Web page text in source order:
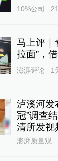
10%公司
马上评｜
拉面”，
澎湃评论 1
泸溪河发
冠”调查
清所发视
澎湃质量观